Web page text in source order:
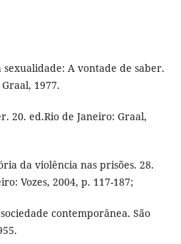
sexualidade: A vontade de saber.
1977.
20. ed.Rio de Janeiro: Graal,
da violência nas prisões. 28.
Vozes, 2004, p. 117-187;
contemporânea. São